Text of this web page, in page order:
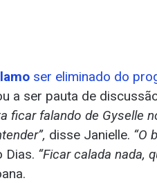
ser eliminado do
a ser pauta de
ficar falando de Gyselle
disse Janielle. “O
Dias. “Ficar calada nada,